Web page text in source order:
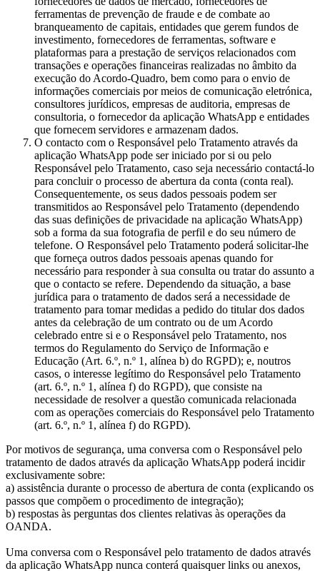
ferramentas de prevenção de fraude e de combate ao
branqueamento de capitais, entidades que gerem fundos de
investimento, fornecedores de ferramentas, software e
plataformas para a prestação de serviços relacionados com
transações e operações financeiras realizadas no âmbito da
execução do Acordo-Quadro, bem como para o envio de
informações comerciais por meios de comunicação eletrónica,
consultores jurídicos, empresas de auditoria, empresas de
consultoria, o fornecedor da aplicação WhatsApp e entidades
que fornecem servidores e armazenam dados.
O contacto com o Responsável pelo Tratamento através da
aplicação WhatsApp pode ser iniciado por si ou pelo
Responsável pelo Tratamento, caso seja necessário contactá-lo
para concluir o processo de abertura da conta (conta real).
Consequentemente, os seus dados pessoais podem ser
transmitidos ao Responsável pelo Tratamento (dependendo
das suas definições de privacidade na aplicação WhatsApp)
sob a forma da sua fotografia de perfil e do seu número de
telefone. O Responsável pelo Tratamento poderá solicitar-lhe
que forneça outros dados pessoais apenas quando for
necessário para responder à sua consulta ou tratar do assunto a
que o contacto se refere. Dependendo da situação, a base
jurídica para o tratamento de dados será a necessidade de
tratamento para tomar medidas a pedido do titular dos dados
antes da celebração de um contrato ou de um Acordo
celebrado entre si e o Responsável pelo Tratamento, nos
termos do Regulamento do Serviço de Informação e
Educação (Art. 6.º, n.º 1, alínea b) do RGPD); e, noutros
casos, o interesse legítimo do Responsável pelo Tratamento
(art. 6.º, n.º 1, alínea f) do RGPD), que consiste na
necessidade de resolver a questão comunicada relacionada
com as operações comerciais do Responsável pelo Tratamento
(art. 6.º, n.º 1, alínea f) do RGPD).
Por motivos de segurança, uma conversa com o Responsável pelo
tratamento de dados através da aplicação WhatsApp poderá incidir
exclusivamente sobre:
a) assistência durante o processo de abertura de conta (explicando os
passos que compõem o procedimento de integração);
b) respostas às perguntas dos clientes relativas às operações da
OANDA.
Uma conversa com o Responsável pelo tratamento de dados através
da aplicação WhatsApp nunca conterá quaisquer links ou anexos,